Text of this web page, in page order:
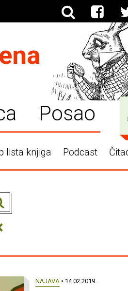
Posao
lista knjiga Podcast
NAJAVA • 14.02.2019.